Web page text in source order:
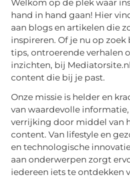
Welkom op de plek waar
hand in hand gaan! Hier
aan blogs en artikelen die
inspireren. Of je nu op
tips, ontroerende verhalen
inzichten, bij
content die bij je past.
Onze missie is helder en
van waardevolle
verrijking door middel van
content. Van lifestyle en
en technologische
aan onderwerpen zorgt
iedereen iets te ontdekken